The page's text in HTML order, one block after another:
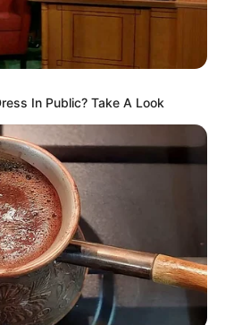
In Public? Take A Look